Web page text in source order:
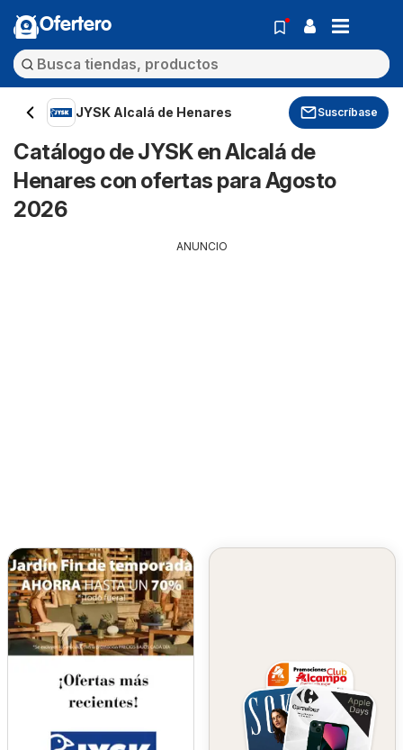
Ofertero
JYSK Alcalá de Henares Suscríbase
Catálogo de JYSK en Alcalá de
Henares con ofertas para Agosto
2026
ANUNCIO